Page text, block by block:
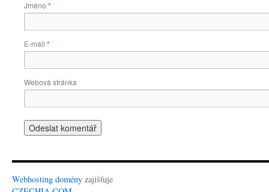
Jméno *
E-mail *
Webová stránka
Webhosting domény zajišťuje